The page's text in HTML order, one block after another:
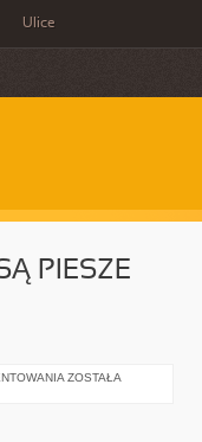
Ulice
PIESZE
DLA
ZOSTAŁA